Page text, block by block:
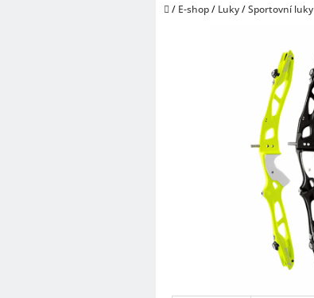
Domů
/ E-shop/ Luky/Sportovní luky